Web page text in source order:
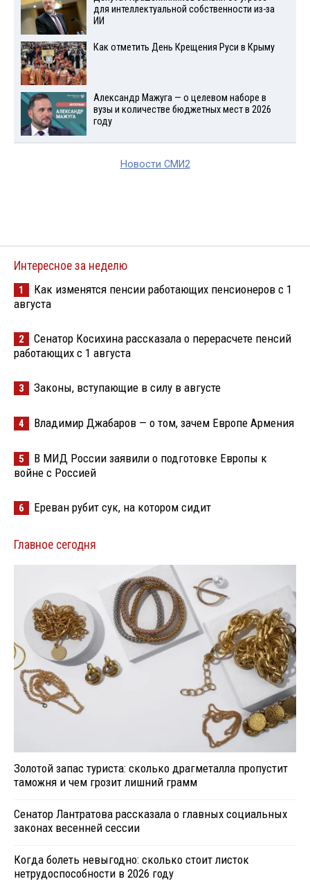
для интеллектуальной собственности из-за
ИИ
Как отметить День Крещения Руси в Крыму
Александр Мажуга — о целевом наборе в
вузы и количестве бюджетных мест в 2026
году
Новости СМИ2
Интересное за неделю
1
Как изменятся пенсии работающих пенсионеров с 1
августа
2
Сенатор Косихина рассказала о перерасчете пенсий
работающих с 1 августа
3 Законы, вступающие в силу в августе
4 Владимир Джабаров — о том, зачем Европе Армения
5
В МИД России заявили о подготовке Европы к
войне с Россией
6 Ереван рубит сук, на котором сидит
Главное сегодня
Золотой запас туриста: сколько драгметалла пропустит
таможня и чем грозит лишний грамм
Сенатор Лантратова рассказала о главных социальных
законах весенней сессии
Когда болеть невыгодно: сколько стоит листок
нетрудоспособности в 2026 году